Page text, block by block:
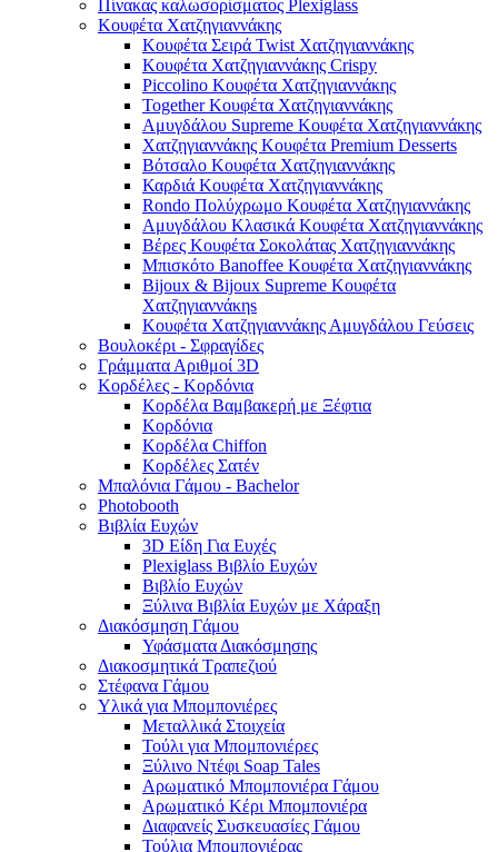
Πίνακας καλωσορίσματος Plexiglass
Κουφέτα Χατζηγιαννάκης
Κουφέτα Σειρά Twist Χατζηγιαννάκης
Κουφέτα Χατζηγιαννάκης Crispy
Piccolino Κουφέτα Χατζηγιαννάκης
Together Κουφέτα Χατζηγιαννάκης
Αμυγδάλου Supreme Κουφέτα Χατζηγιαννάκης
Χατζηγιαννάκης Κουφέτα Premium Desserts
Βότσαλο Κουφέτα Χατζηγιαννάκης
Καρδιά Κουφέτα Χατζηγιαννάκης
Rondo Πολύχρωμο Κουφέτα Χατζηγιαννάκης
Αμυγδάλου Κλασικά Κουφέτα Χατζηγιαννάκης
Βέρες Κουφέτα Σοκολάτας Χατζηγιαννάκης
Μπισκότο Banoffee Κουφέτα Χατζηγιαννάκης
Bijoux & Bijoux Supreme Κουφέτα
Χατζηγιαννάκηs
Κουφέτα Χατζηγιαννάκης Αμυγδάλου Γεύσεις
Βουλοκέρι - Σφραγίδες
Γράμματα Αριθμοί 3D
Κορδέλες - Κορδόνια
Κορδέλα Βαμβακερή με Ξέφτια
Κορδόνια
Κορδέλα Chiffon
Κορδέλες Σατέν
Μπαλόνια Γάμου - Bachelor
Photobooth
Βιβλία Ευχών
3D Είδη Για Ευχές
Plexiglass Βιβλίο Ευχών
Βιβλίο Ευχών
Ξύλινα Βιβλία Ευχών με Χάραξη
Διακόσμηση Γάμου
Υφάσματα Διακόσμησης
Διακοσμητικά Τραπεζιού
Στέφανα Γάμου
Υλικά για Μπομπονιέρες
Μεταλλικά Στοιχεία
Τούλι για Μπομπονιέρες
Ξύλινο Ντέφι Soap Tales
Αρωματικό Μπομπονιέρα Γάμου
Αρωματικό Κέρι Μπομπονιέρα
Διαφανείς Συσκευασίες Γάμου
Τούλια Μπομπονιέρας